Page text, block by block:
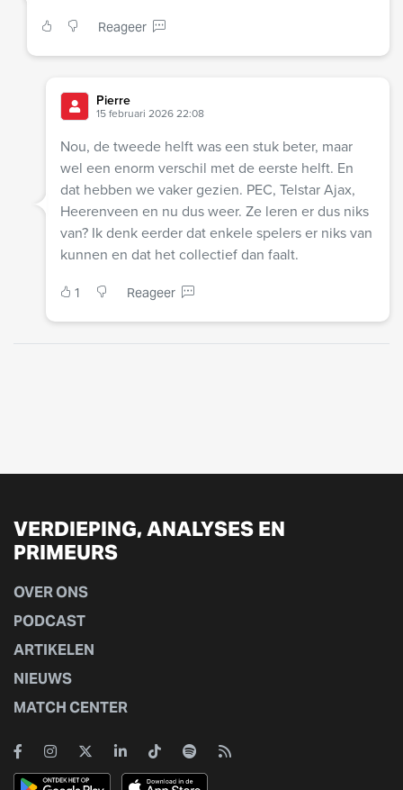
Reageer
Pierre
15 februari 2026 22:08
Nou, de tweede helft was een stuk beter, maar
wel een enorm verschil met de eerste helft. En
dat hebben we vaker gezien. PEC, Telstar Ajax,
Heerenveen en nu dus weer. Ze leren er dus niks
van? Ik denk eerder dat enkele spelers er niks van
kunnen en dat het collectief dan faalt.
1 Reageer
VERDIEPING, ANALYSES EN
PRIMEURS
OVER ONS
PODCAST
ARTIKELEN
NIEUWS
MATCH CENTER